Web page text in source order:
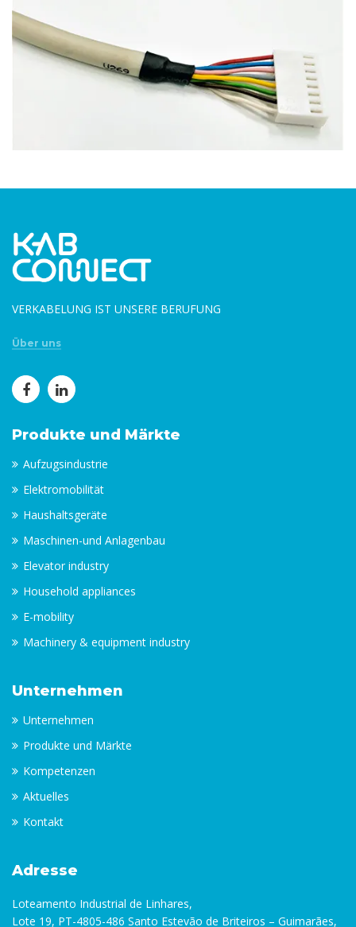
VERKABELUNG IST UNSERE BERUFUNG
Über uns
Produkte und Märkte
Aufzugsindustrie
Elektromobilität
Haushaltsgeräte
Maschinen-und Anlagenbau
Elevator industry
Household appliances
E-mobility
Machinery & equipment industry
Unternehmen
Unternehmen
Produkte und Märkte
Kompetenzen
Aktuelles
Kontakt
Adresse
Loteamento Industrial de Linhares,
Lote 19, PT-4805-486 Santo Estevão de Briteiros – Guimarães,